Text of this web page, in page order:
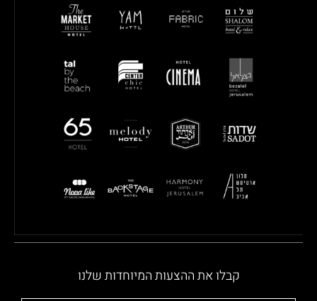
קבלו את ההצעות המיוחדות שלנו